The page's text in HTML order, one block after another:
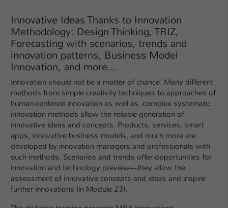
Innovative Ideas Thanks to Innovation
Methodology: Design Thinking, TRIZ,
Forecasting with scenarios, trends and
innovation patterns, Business Model
Innovation, and more...
Innovation should not be a matter of chance. Many different
methods from simple creativity techniques to approaches of
human-centered innovation as well as complex systematic
innovation methods allow the reliable generation of
innovative ideas and concepts. Products, services, smart
apps, innovative business models, and much more are
developed by innovation managers and professionals with
such methods. Scenarios and trends offer opportunities for
innovation and technology preview—they allow the
assessment of innovative concepts and ideas and inspire
further innovations (in Module 23).